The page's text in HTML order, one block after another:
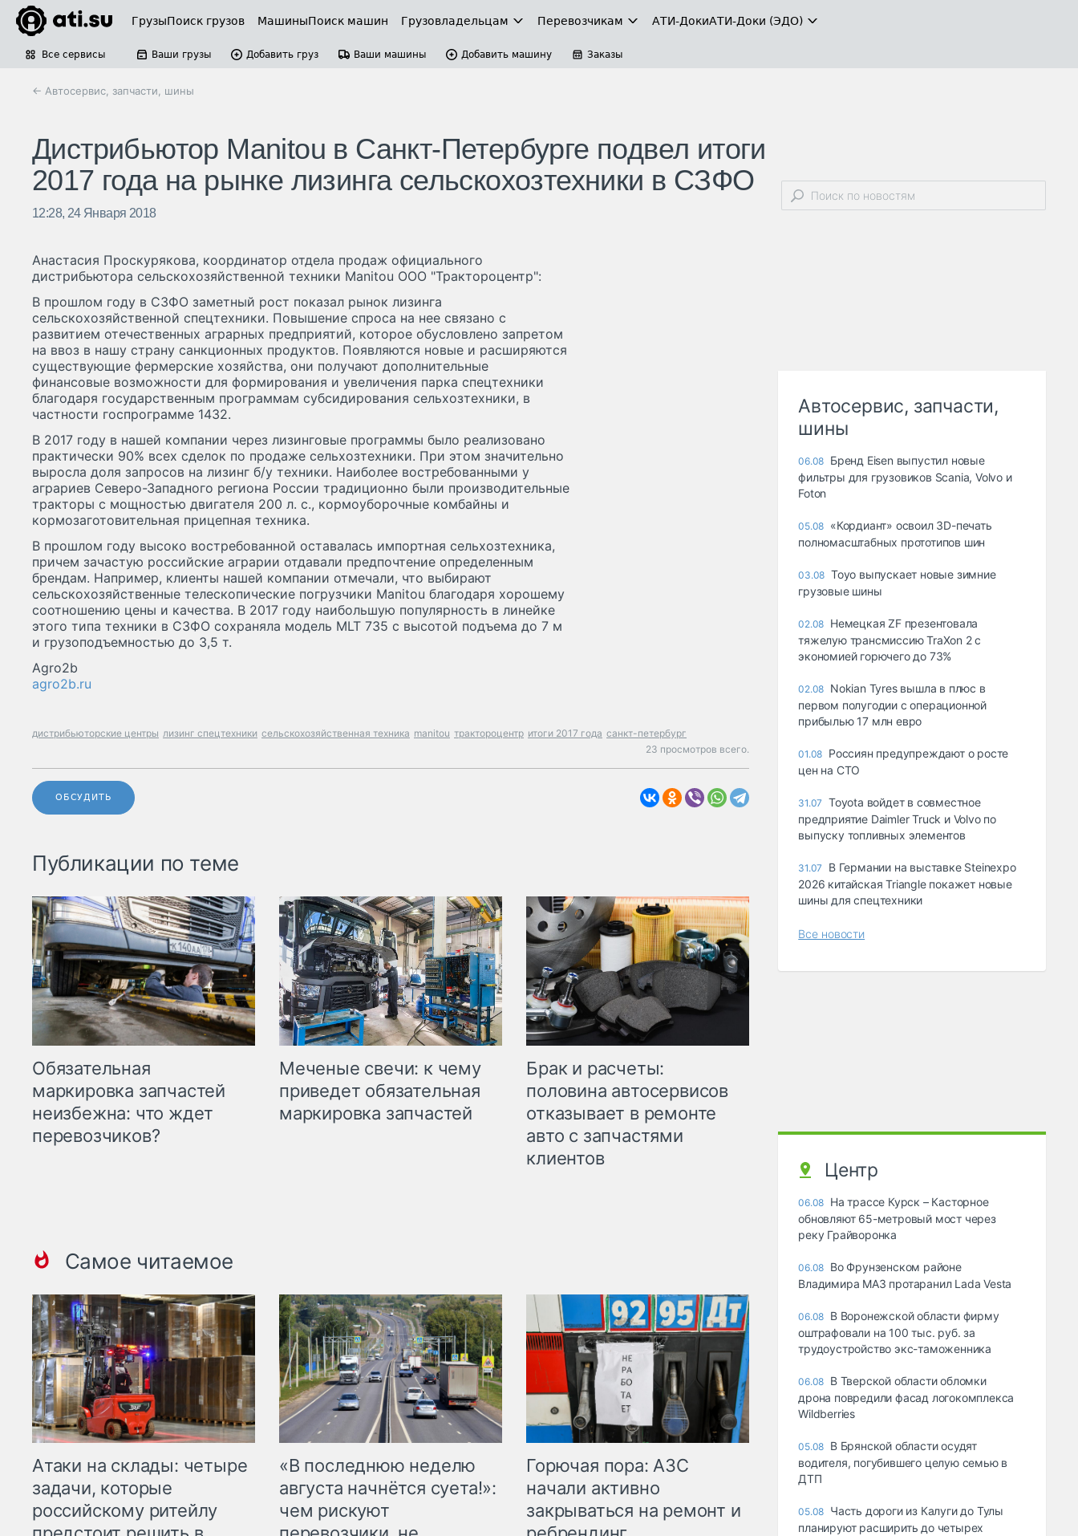
ГрузыПоиск грузов МашиныПоиск машин Грузовладельцам Перевозчикам АТИ-ДокиАТИ-Доки (ЭДО)
Все сервисы Ваши грузы Добавить груз Ваши машины Добавить машину Заказы
← Автосервис, запчасти, шины
Дистрибьютор Manitou в Санкт-Петербурге подвел итоги
2017 года на рынке лизинга сельскохозтехники в СЗФО
12:28, 24 Января 2018
Анастасия Проскурякова, координатор отдела продаж официального
дистрибьютора сельскохозяйственной техники Manitou ООО "Трактороцентр":
В прошлом году в СЗФО заметный рост показал рынок лизинга
сельскохозяйственной спецтехники. Повышение спроса на нее связано с
развитием отечественных аграрных предприятий, которое обусловлено запретом
на ввоз в нашу страну санкционных продуктов. Появляются новые и расширяются
существующие фермерские хозяйства, они получают дополнительные
финансовые возможности для формирования и увеличения парка спецтехники
благодаря государственным программам субсидирования сельхозтехники, в
частности госпрограмме 1432.
В 2017 году в нашей компании через лизинговые программы было реализовано
практически 90% всех сделок по продаже сельхозтехники. При этом значительно
выросла доля запросов на лизинг б/у техники. Наиболее востребованными у
аграриев Северо-Западного региона России традиционно были производительные
тракторы с мощностью двигателя 200 л. с., кормоуборочные комбайны и
кормозаготовительная прицепная техника.
В прошлом году высоко востребованной оставалась импортная сельхозтехника,
причем зачастую российские аграрии отдавали предпочтение определенным
брендам. Например, клиенты нашей компании отмечали, что выбирают
сельскохозяйственные телескопические погрузчики Manitou благодаря хорошему
соотношению цены и качества. В 2017 году наибольшую популярность в линейке
этого типа техники в СЗФО сохраняла модель MLT 735 с высотой подъема до 7 м
и грузоподъемностью до 3,5 т.
Agro2b
agro2b.ru
дистрибьюторские центры лизинг спецтехники сельскохозяйственная техника manitou трактороцентр итоги 2017 года санкт-петербург
23 просмотров всего.
ОБСУДИТЬ
Публикации по теме
Обязательная
маркировка запчастей
неизбежна: что ждет
перевозчиков?
Меченые свечи: к чему
приведет обязательная
маркировка запчастей
Брак и расчеты:
половина автосервисов
отказывает в ремонте
авто с запчастями
клиентов
Самое читаемое
Атаки на склады: четыре
задачи, которые
российскому ритейлу
«В последнюю неделю
августа начнётся суета!»:
чем рискуют
Горючая пора: АЗС
начали активно
закрываться на ремонт и
Автосервис, запчасти,
шины
06.08 Бренд Eisen выпустил новые
фильтры для грузовиков Scania, Volvo и
Foton
05.08 «Кордиант» освоил 3D-печать
полномасштабных прототипов шин
03.08 Toyo выпускает новые зимние
грузовые шины
02.08 Немецкая ZF презентовала
тяжелую трансмиссию TraXon 2 с
экономией горючего до 73%
02.08 Nokian Tyres вышла в плюс в
первом полугодии с операционной
прибылью 17 млн евро
01.08 Россиян предупреждают о росте
цен на СТО
31.07
Toyota войдет в совместное
предприятие Daimler Truck и Volvo по
выпуску топливных элементов
31.07
В Германии на выставке Steinexpo
2026 китайская Triangle покажет новые
шины для спецтехники
Все новости
Центр
06.08 На трассе Курск – Касторное
обновляют 65-метровый мост через
реку Грайворонка
06.08 Во Фрунзенском районе
Владимира МАЗ протаранил Lada Vesta
06.08 В Воронежской области фирму
оштрафовали на 100 тыс. руб. за
трудоустройство экс-таможенника
06.08 В Тверской области обломки
дрона повредили фасад логокомплекса
Wildberries
05.08 В Брянской области осудят
водителя, погубившего целую семью в
ДТП
05.08 Часть дороги из Калуги до Тулы
планируют расширить до четырех